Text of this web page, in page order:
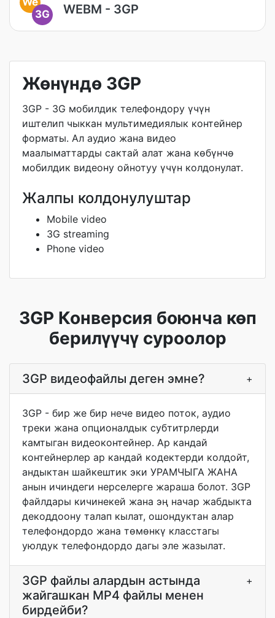
3G
WEBM - 3GP
Жөнүндө 3GP
3GP - 3G мобилдик телефондору үчүн
иштелип чыккан мультимедиялык контейнер
форматы. Ал аудио жана видео
маалыматтарды сактай алат жана көбүнчө
мобилдик видеону ойнотуу үчүн колдонулат.
Жалпы колдонулуштар
Mobile video
3G streaming
Phone video
3GP Конверсия боюнча көп
берилүүчү суроолор
3GP видеофайлы деген эмне? +
3GP - бир же бир нече видео поток, аудио
треки жана опционалдык субтитрлерди
камтыган видеоконтейнер. Ар кандай
контейнерлер ар кандай кодектерди колдойт,
андыктан шайкештик эки УРАМЧЫГА ЖАНА
анын ичиндеги нерселерге жараша болот. 3GP
файлдары кичинекей жана эң начар жабдыкта
декоддоону талап кылат, ошондуктан алар
телефондордо жана төмөнкү класстагы
уюлдук телефондордо дагы эле жазылат.
3GP файлы алардын астында
жайгашкан MP4 файлы менен
бирдейби?
+